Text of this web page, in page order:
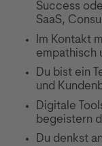
Success
SaaS,
Im Kontakt
empathisch
Du bist ein
und
Digitale
begeistern
Du denkst